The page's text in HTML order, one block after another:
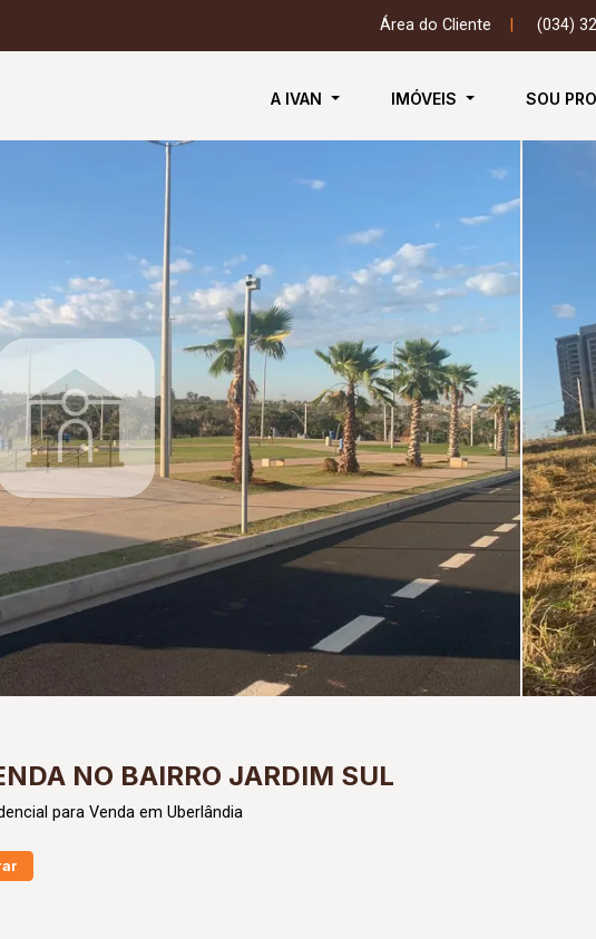
Área do Cliente (034)
A IVAN IMÓVEIS SOU
NO BAIRRO JARDIM SUL
para Venda em Uberlândia